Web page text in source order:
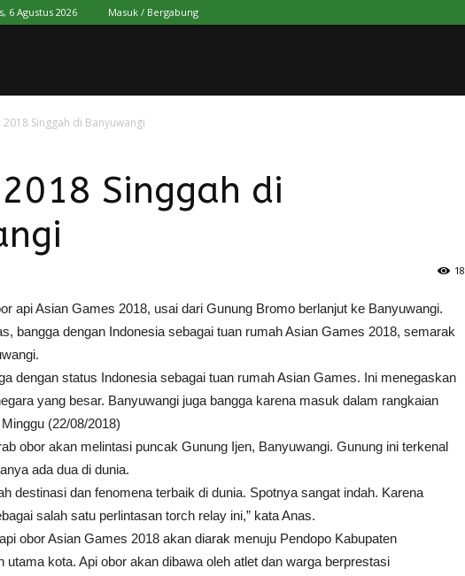
6 Agustus 2026 Masuk / Bergabung
Singgah di Banyuwangi
Singgah di
18
api Asian Games 2018, usai dari Gunung Bromo berlanjut ke Banyuwangi.
bangga dengan Indonesia sebagai tuan rumah Asian Games 2018, semarak
dengan status Indonesia sebagai tuan rumah Asian Games. Ini menegaskan
yang besar. Banyuwangi juga bangga karena masuk dalam rangkaian
(22/08/2018)
obor akan melintasi puncak Gunung Ijen, Banyuwangi. Gunung ini terkenal
ada dua di dunia.
destinasi dan fenomena terbaik di dunia. Spotnya sangat indah. Karena
salah satu perlintasan torch relay ini,” kata Anas.
obor Asian Games 2018 akan diarak menuju Pendopo Kabupaten
utama kota. Api obor akan dibawa oleh atlet dan warga berprestasi